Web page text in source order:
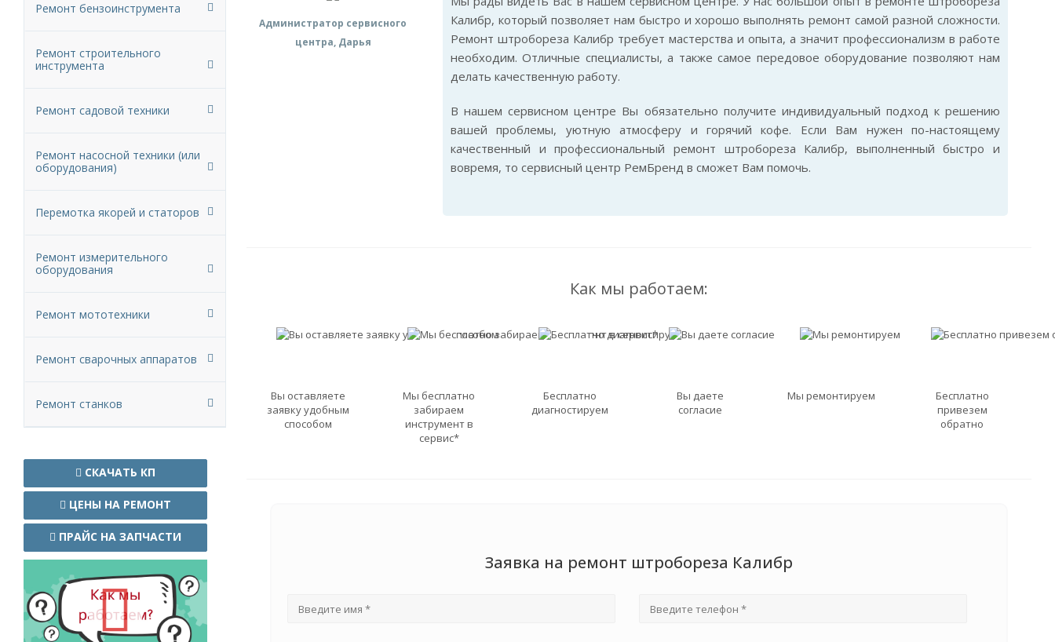
Администратор сервисного
центра, Дарья
Калибр, который позволяет нам быстро и хорошо выполнять ремонт самой разной сложности.
Ремонт штробореза Калибр требует мастерства и опыта, а значит профессионализм в работе
необходим. Отличные специалисты, а также самое передовое оборудование позволяют нам
делать качественную работу.
В нашем сервисном центре Вы обязательно получите индивидуальный подход к решению
вашей проблемы, уютную атмосферу и горячий кофе. Если Вам нужен по-настоящему
качественный и профессиональный ремонт штробореза Калибр, выполненный быстро и
вовремя, то сервисный центр РемБренд в сможет Вам помочь.
Как мы работаем:
Вы оставляете
заявку удобным
способом
Мы бесплатно
забираем
инструмент в
сервис*
Бесплатно
диагностируем
Вы даете
согласие
Мы ремонтируем
Бесплатно
привезем
обратно
Заявка на ремонт штробореза Калибр
Ремонт бензоинструмента
Ремонт строительного
инструмента
Ремонт садовой техники
Ремонт насосной техники (или
оборудования)
Перемотка якорей и статоров
Ремонт измерительного
оборудования
Ремонт мототехники
Ремонт сварочных аппаратов
Ремонт станков
СКАЧАТЬ КП
ЦЕНЫ НА РЕМОНТ
ПРАЙС НА ЗАПЧАСТИ